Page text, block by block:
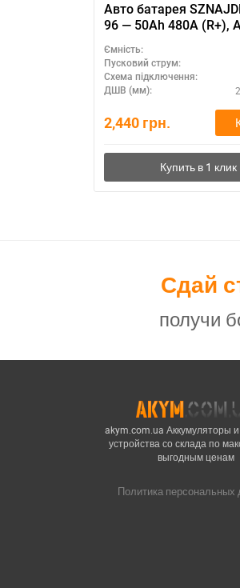
Авто батарея
96 — 50Ah 480A (R+),
Ємність:
Пусковий струм:
Схема підключення:
ДШВ (мм):
2,440 грн.
Сдай
получи
akym.com.ua Аккумуляторы
устройства со склада по
выгодным ценам
Политика персональных